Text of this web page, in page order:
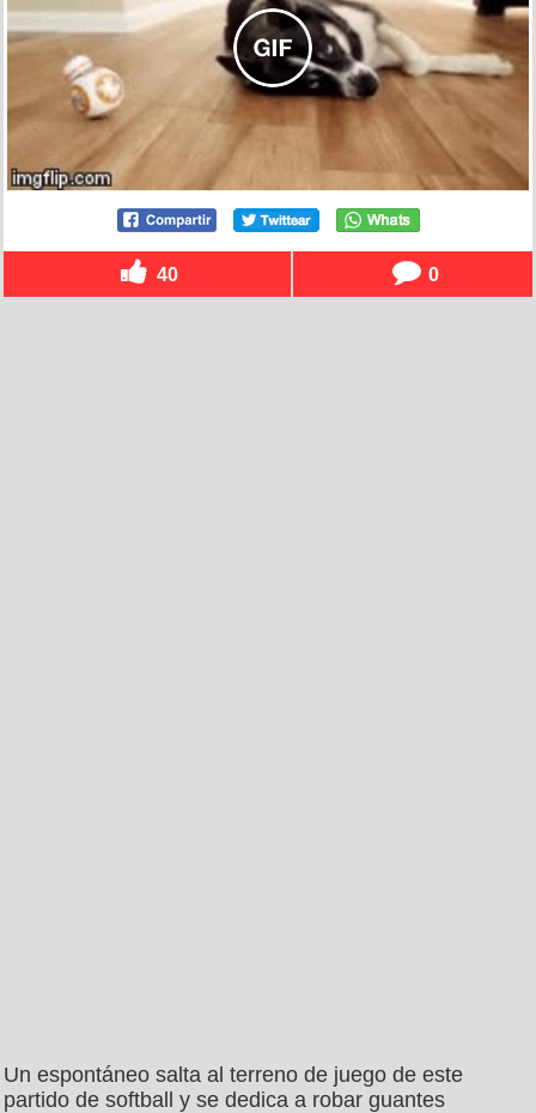
40 0
Un espontáneo salta al terreno de juego de este
partido de softball y se dedica a robar guantes